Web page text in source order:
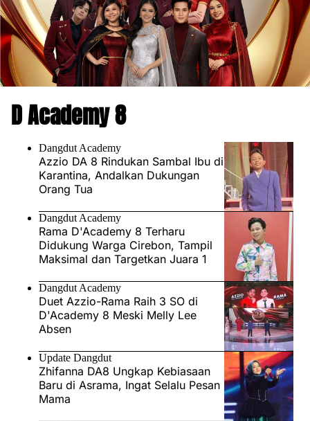
D Academy 8
Dangdut Academy
Azzio DA 8 Rindukan Sambal Ibu di
Karantina, Andalkan Dukungan
Orang Tua
Dangdut Academy
Rama D'Academy 8 Terharu
Didukung Warga Cirebon, Tampil
Maksimal dan Targetkan Juara 1
Dangdut Academy
Duet Azzio-Rama Raih 3 SO di
D'Academy 8 Meski Melly Lee
Absen
Update Dangdut
Zhifanna DA8 Ungkap Kebiasaan
Baru di Asrama, Ingat Selalu Pesan
Mama